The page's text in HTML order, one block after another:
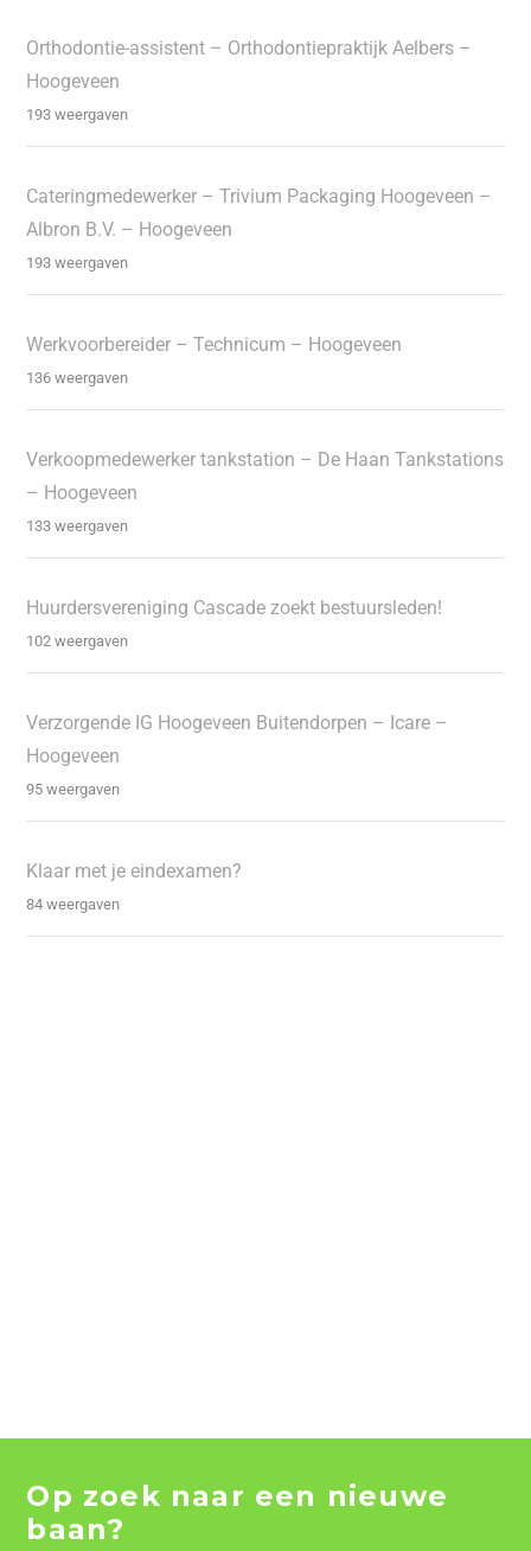
Orthodontie-assistent – Orthodontiepraktijk Aelbers –
Hoogeveen
193 weergaven
Cateringmedewerker – Trivium Packaging Hoogeveen –
Albron B.V. – Hoogeveen
193 weergaven
Werkvoorbereider – Technicum – Hoogeveen
136 weergaven
Verkoopmedewerker tankstation – De Haan Tankstations
– Hoogeveen
133 weergaven
Huurdersvereniging Cascade zoekt bestuursleden!
102 weergaven
Verzorgende IG Hoogeveen Buitendorpen – Icare –
Hoogeveen
95 weergaven
Klaar met je eindexamen?
84 weergaven
Op zoek naar een nieuwe
baan?